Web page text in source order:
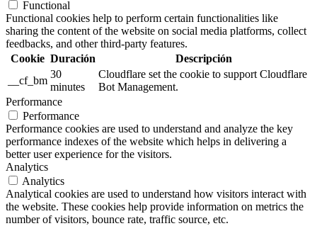
Functional
Functional cookies help to perform certain functionalities like
sharing the content of the website on social media platforms, collect
feedbacks, and other third-party features.
Cookie Duración
Descripción
__cf_bm
30
minutes
Cloudflare set the cookie to support Cloudflare
Bot Management.
Performance
Performance
Performance cookies are used to understand and analyze the key
performance indexes of the website which helps in delivering a
better user experience for the visitors.
Analytics
Analytics
Analytical cookies are used to understand how visitors interact with
the website. These cookies help provide information on metrics the
number of visitors, bounce rate, traffic source, etc.